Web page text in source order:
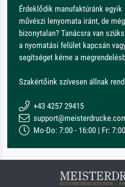
Érdeklődik manufaktúránk egyik
művészi lenyomata iránt, de még
bizonytalan? Tanácsra van
a nyomatási felület kapcsán
segítséget kérne a
Szakértőink szívesen állnak
+43 4257 29415
Mo-Do: 7:00 - 16:00 | Fr: